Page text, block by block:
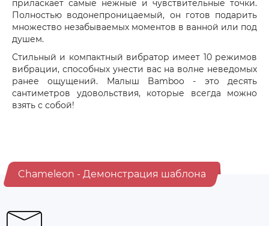
приласкает самые нежные и чувствительные точки.
Полностью водонепроницаемый, он готов подарить
множество незабываемых моментов в ванной или под
душем.
Стильный и компактный вибратор имеет 10 режимов
вибрации, способных унести вас на волне неведомых
ранее ощущений. Малыш Bamboo - это десять
сантиметров удовольствия, которые всегда можно
взять с собой!
Chameleon - Демонстрация шаблона